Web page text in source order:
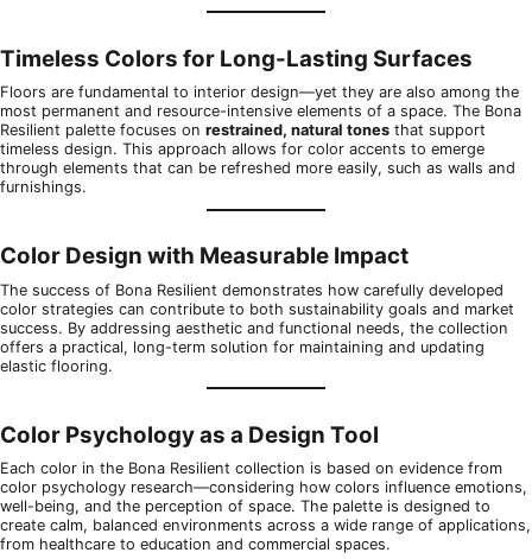
Timeless Colors for Long-Lasting Surfaces
Floors are fundamental to interior design—yet they are also among the
most permanent and resource-intensive elements of a space. The Bona
Resilient palette focuses on restrained, natural tones that support
timeless design. This approach allows for color accents to emerge
through elements that can be refreshed more easily, such as walls and
furnishings.
Color Design with Measurable Impact
The success of Bona Resilient demonstrates how carefully developed
color strategies can contribute to both sustainability goals and market
success. By addressing aesthetic and functional needs, the collection
offers a practical, long-term solution for maintaining and updating
elastic flooring.
Color Psychology as a Design Tool
Each color in the Bona Resilient collection is based on evidence from
color psychology research—considering how colors influence emotions,
well-being, and the perception of space. The palette is designed to
create calm, balanced environments across a wide range of applications,
from healthcare to education and commercial spaces.